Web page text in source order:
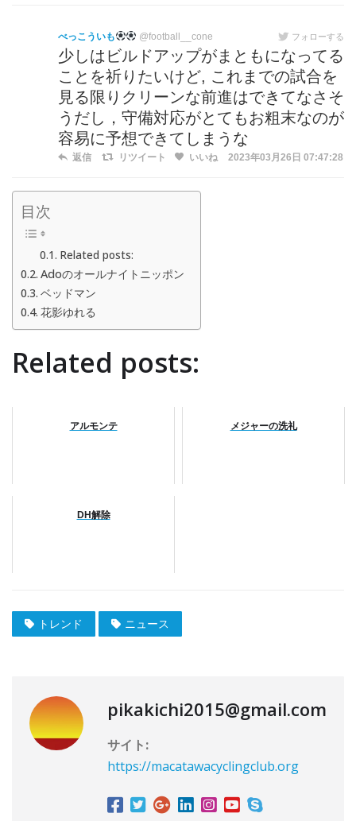
べっこういも @football__cone フォローする
少しはビルドアップがまともになってる
ことを祈りたいけど, これまでの試合を
見る限りクリーンな前進はできてなさそ
うだし，守備対応がとてもお粗末なのが
容易に予想できてしまうな
返信 リツイート いいね 2023年03月26日 07:47:28
目次
Related posts:
Adoのオールナイトニッポン
ベッドマン
花影ゆれる
Related posts:
アルモンテ メジャーの洗礼
DH解除
トレンド ニュース
pikakichi2015@gmail.com
サイト:
https://macatawacyclingclub.org